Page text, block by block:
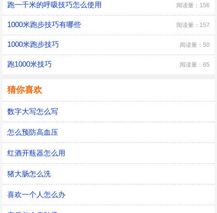
跑一千米的呼吸技巧怎么使用 阅读量：156
1000米跑步技巧有哪些 阅读量：157
1000米跑步技巧 阅读量：50
跑1000米技巧 阅读量：65
猜你喜欢
数字大写怎么写
怎么预防高血压
红酒开瓶器怎么用
猪大肠怎么洗
喜欢一个人怎么办